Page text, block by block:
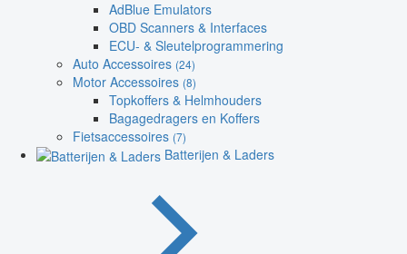
AdBlue Emulators
OBD Scanners & Interfaces
ECU- & Sleutelprogrammering
Auto Accessoires (24)
Motor Accessoires (8)
Topkoffers & Helmhouders
Bagagedragers en Koffers
Fietsaccessoires (7)
Batterijen & Laders